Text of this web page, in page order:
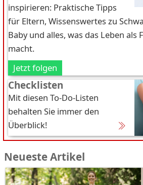
inspirieren: Praktische Tipps
für Eltern, Wissenswertes zu
Baby und alles, was das Leben als
macht.
Jetzt folgen
Checklisten
Mit diesen To-Do-Listen
behalten Sie immer den
Überblick!
Neueste Artikel